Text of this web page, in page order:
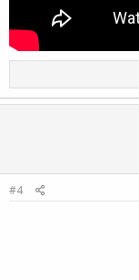
#4